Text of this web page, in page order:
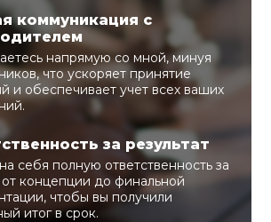
коммуникация с
напрямую со мной, минуя
что ускоряет принятие
и обеспечивает учет всех ваших
за результат
себя полную ответственность за
от концепции до финальной
чтобы вы получили
итог в срок.